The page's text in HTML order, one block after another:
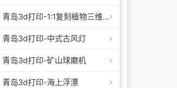
青岛3d打印-1:1复刻植物三维模型
青岛3d打印-中式古风灯
青岛3d打印-矿山球磨机
青岛3d打印-海上浮漂